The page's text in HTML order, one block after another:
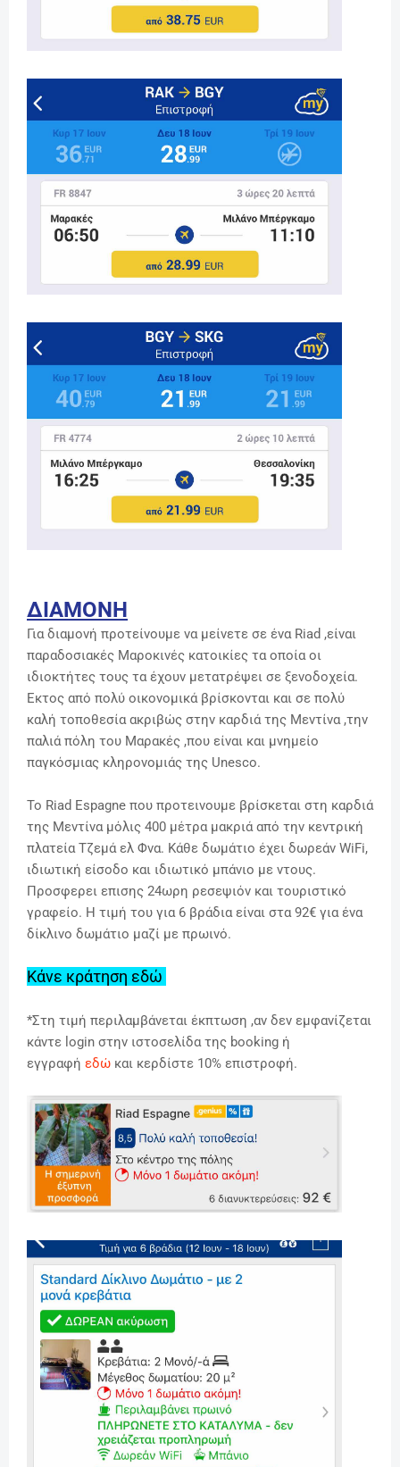
ΔΙΑΜΟΝΗ
Για διαμονή προτείνουμε να μείνετε σε ένα Riad ,είναι
παραδοσιακές Μαροκινές κατοικίες τα οποία οι
ιδιοκτήτες τους τα έχουν μετατρέψει σε ξενοδοχεία.
Εκτος από πολύ οικονομικά βρίσκονται και σε πολύ
καλή τοποθεσία ακριβώς στην καρδιά της Μεντίνα ,την
παλιά πόλη του Μαρακές ,που είναι και μνημείο
παγκόσμιας κληρονομιάς της Unesco.
Το Riad Espagne που προτεινουμε βρίσκεται στη καρδιά
της Μεντίνα μόλις 400 μέτρα μακριά από την κεντρική
πλατεία Τζεμά ελ Φνα. Κάθε δωμάτιο έχει δωρεάν WiFi,
ιδιωτική είσοδο και ιδιωτικό μπάνιο με ντους.
Προσφερει επισης 24ωρη ρεσεψιόν και τουριστικό
γραφείο. Η τιμή του για 6 βράδια είναι στα 92€ για ένα
δίκλινο δωμάτιο μαζί με πρωινό.
Κάνε κράτηση εδώ
*Στη τιμή περιλαμβάνεται έκπτωση ,αν δεν εμφανίζεται
κάντε login στην ιστοσελίδα της booking ή
εγγραφή εδώ και κερδίστε 10% επιστροφή.